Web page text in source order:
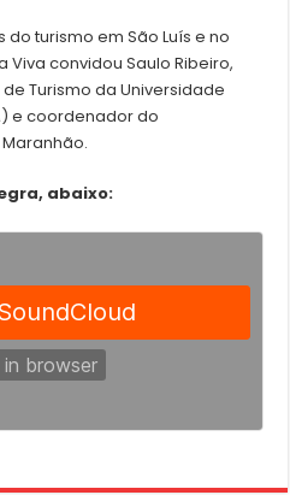
turismo em São Luís e no
convidou Saulo Ribeiro,
Turismo da Universidade
e coordenador do
abaixo: